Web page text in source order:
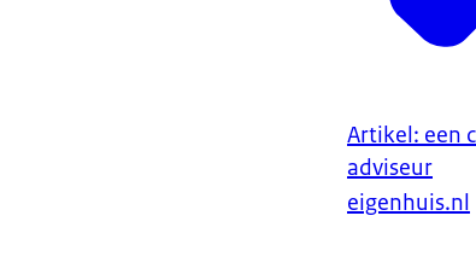
Artikel: een
adviseur
eigenhuis.nl